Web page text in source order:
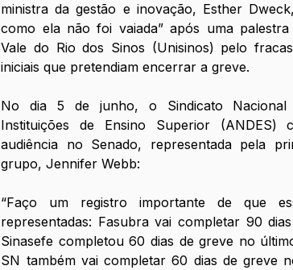
ministra da gestão e inovação, Esther
como ela não foi vaiada” após uma
Vale do Rio dos Sinos (Unisinos) pelo
iniciais que pretendiam encerrar a greve.
No dia 5 de junho, o Sindicato Nacional
Instituições de Ensino Superior (ANDES)
audiência no Senado, representada pela
grupo, Jennifer Webb:
“Faço um registro importante de que
representadas: Fasubra vai completar 90
Sinasefe completou 60 dias de greve no
SN também vai completar 60 dias de greve